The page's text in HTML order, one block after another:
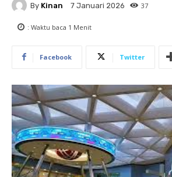
By Kinan 7 Januari 2026 37
: Waktu baca 1 Menit
Facebook Twitter